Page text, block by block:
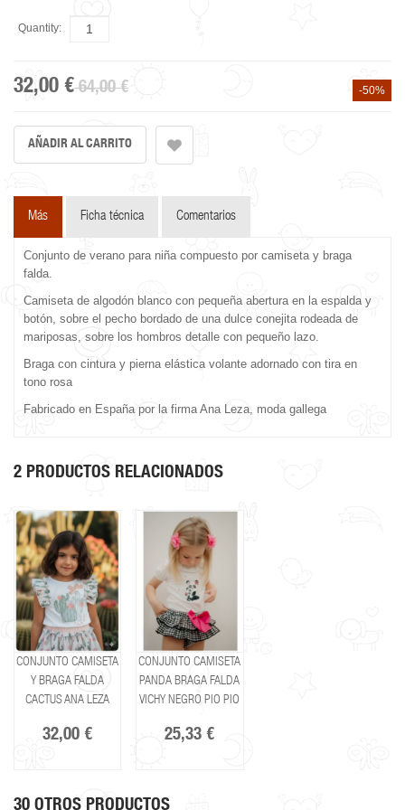
Quantity:
32,00 € 64,00 € -50%
Más Ficha técnica Comentarios
Conjunto de verano para niña compuesto por camiseta y braga
falda.
Camiseta de algodón blanco con pequeña abertura en la espalda y
botón, sobre el pecho bordado de una dulce conejita rodeada de
mariposas, sobre los hombros detalle con pequeño lazo.
Braga con cintura y pierna elástica volante adornado con tira en
tono rosa
Fabricado en España por la firma Ana Leza, moda gallega
2 PRODUCTOS RELACIONADOS
CONJUNTO CAMISETA
Y BRAGA FALDA
CACTUS ANA LEZA
32,00 €
CONJUNTO CAMISETA
PANDA BRAGA FALDA
VICHY NEGRO PIO PIO
25,33 €
30 OTROS PRODUCTOS